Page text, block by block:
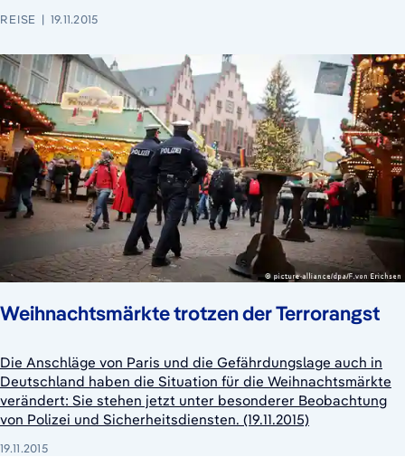
REISE 19.11.2015
Weihnachtsmärkte trotzen der Terrorangst
Die Anschläge von Paris und die Gefährdungslage auch in
Deutschland haben die Situation für die Weihnachtsmärkte
verändert: Sie stehen jetzt unter besonderer Beobachtung
von Polizei und Sicherheitsdiensten. (19.11.2015)
19.11.2015